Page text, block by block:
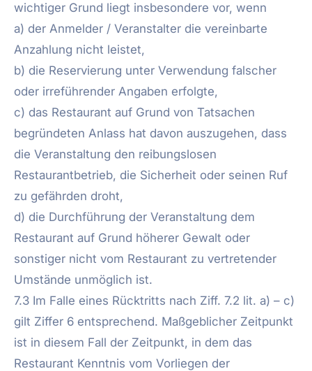
wichtiger Grund liegt insbesondere vor, wenn
a) der Anmelder / Veranstalter die vereinbarte
Anzahlung nicht leistet,
b) die Reservierung unter Verwendung falscher
oder irreführender Angaben erfolgte,
c) das Restaurant auf Grund von Tatsachen
begründeten Anlass hat davon auszugehen, dass
die Veranstaltung den reibungslosen
Restaurantbetrieb, die Sicherheit oder seinen Ruf
zu gefährden droht,
d) die Durchführung der Veranstaltung dem
Restaurant auf Grund höherer Gewalt oder
sonstiger nicht vom Restaurant zu vertretender
Umstände unmöglich ist.
7.3 Im Falle eines Rücktritts nach Ziff. 7.2 lit. a) – c)
gilt Ziffer 6 entsprechend. Maßgeblicher Zeitpunkt
ist in diesem Fall der Zeitpunkt, in dem das
Restaurant Kenntnis vom Vorliegen der